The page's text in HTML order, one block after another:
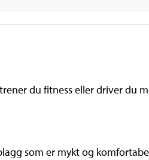
du fitness eller driver du
som er mykt og